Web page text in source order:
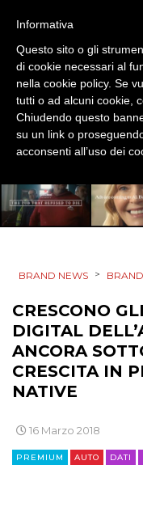
MOBILE
PROMOZIONI
PRODOTTI
PUNTI VENDITA
CSR
CINEMA
DIGITALE
ESTERNA
BRAND NEWS > BRAND
CRESCONO
DIGITAL
ANCORA
CRESCITA IN
NATIVE
16 Marzo 2018
PREMIUM AUTO DATI
Informativa
Questo sito o gli
di cookie necessari al
nella cookie policy. Se
tutti o ad alcuni cookie,
Chiudendo questo
su un link o
acconsenti all’uso dei